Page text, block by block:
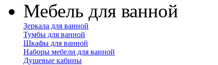
Мебель для ванной
Зеркала для ванной
Тумбы для ванной
Шкафы для ванной
Наборы мебели для ванной
Душевые кабины